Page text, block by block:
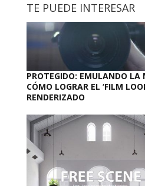
TE PUEDE INTERESAR
PROTEGIDO: EMULANDO LA
CÓMO LOGRAR EL ‘FILM
RENDERIZADO